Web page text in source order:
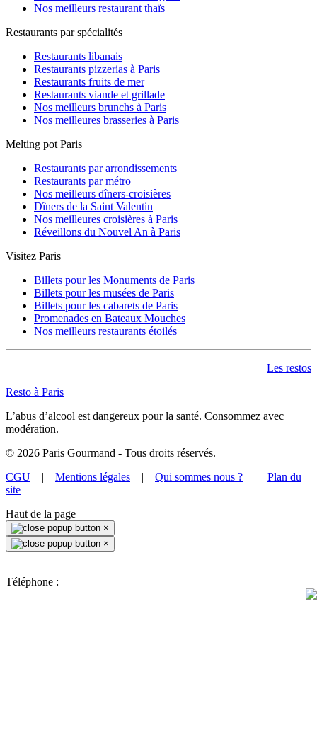
Nos meilleurs restaurant thaïs
Restaurants par spécialités
Restaurants libanais
Restaurants pizzerias à Paris
Restaurants fruits de mer
Restaurants viande et grillade
Nos meilleurs brunchs à Paris
Nos meilleures brasseries à Paris
Melting pot Paris
Restaurants par arrondissements
Restaurants par métro
Nos meilleurs dîners-croisières
Dîners de la Saint Valentin
Nos meilleures croisières à Paris
Réveillons du Nouvel An à Paris
Visitez Paris
Billets pour les Monuments de Paris
Billets pour les musées de Paris
Billets pour les cabarets de Paris
Promenades en Bateaux Mouches
Nos meilleurs restaurants étoilés
Les restos
Resto à Paris
L’abus d’alcool est dangereux pour la santé. Consommez avec
modération.
© 2026 Paris Gourmand - Tous droits réservés.
CGU | Mentions légales | Qui sommes nous ? | Plan du
site
Haut de la page
×
×
Téléphone :